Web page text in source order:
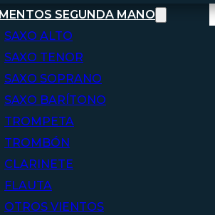
SEGUNDA MANO
SAXO ALTO
SAXO TENOR
SAXO SOPRANO
SAXO BARÍTONO
TROMPETA
TROMBÓN
CLARINETE
FLAUTA
OTROS VIENTOS